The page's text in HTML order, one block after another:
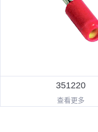
351220
查看更多